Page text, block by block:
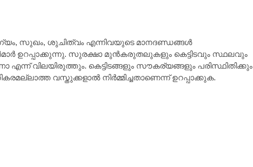
സുഖം, ശുചിത്വം എന്നിവയുടെ മാനദണ്ഡങ്ങൾ
ഉറപ്പാക്കുന്നു. സുരക്ഷാ മുൻകരുതലുകളും കെട്ടിടവും സ്ഥലവും
വിലയിരുത്തും. കെട്ടിടങ്ങളും സൗകര്യങ്ങളും പരിസ്ഥിതിക്കും
വസ്തുക്കളാൽ നിർമ്മിച്ചതാണെന്ന് ഉറപ്പാക്കുക.